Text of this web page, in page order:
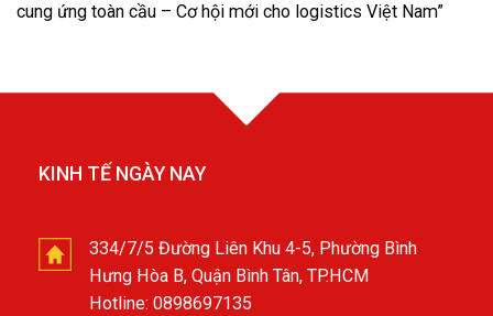
cung ứng toàn cầu – Cơ hội mới cho logistics Việt Nam”
KINH TẾ NGÀY NAY
334/7/5 Đường Liên Khu 4-5, Phường Bình
Hưng Hòa B, Quận Bình Tân, TP.HCM
Hotline: 0898697135